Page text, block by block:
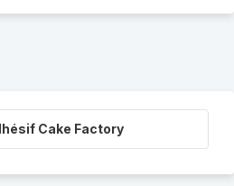
Cake Factory